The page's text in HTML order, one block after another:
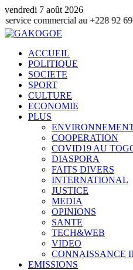
vendredi 7 août 2026
au +228 92 69 88 33
ACCUEIL
POLITIQUE
SOCIETE
SPORT
CULTURE
ECONOMIE
PLUS
COOPERATION
COVID19 AU
DIASPORA
FAITS DIVERS
INTERNATIONAL
JUSTICE
MEDIA
OPINIONS
SANTE
TECH&WEB
VIDEO
CONNAISSANCE
EMISSIONS